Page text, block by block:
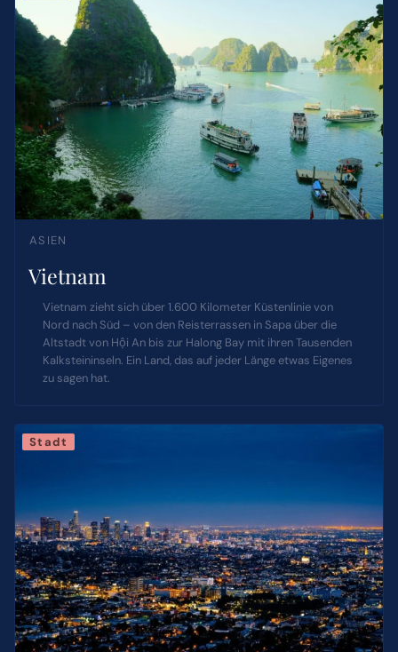
ASIEN
Vietnam
Vietnam zieht sich über 1.600 Kilometer Küstenlinie von
Nord nach Süd – von den Reisterrassen in Sapa über die
Altstadt von Hội An bis zur Halong Bay mit ihren Tausenden
Kalksteininseln. Ein Land, das auf jeder Länge etwas Eigenes
zu sagen hat.
Stadt